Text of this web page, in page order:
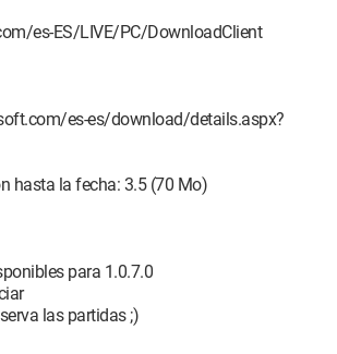
es-ES/LIVE/PC/DownloadClient
es-es/download/details.aspx?
hasta la fecha: 3.5 (70 Mo)
para 1.0.7.0
las partidas ;)